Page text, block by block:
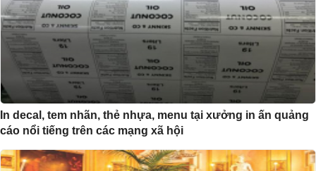
In decal, tem nhãn, thẻ nhựa, menu tại xưởng in ấn quảng
cáo nổi tiếng trên các mạng xã hội